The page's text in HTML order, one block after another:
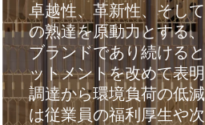
卓越性、革新性、そし
の熟達を原動力とする
ブランドであり続ける
ットメントを改めて表
調達から環境負荷の低
は従業員の福利厚生や